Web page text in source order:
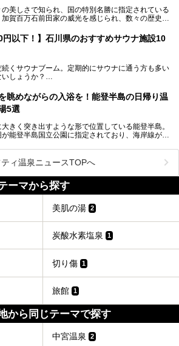
は大江戸温泉物語 あわづグランドホテルのPR記事
ちょっと気楽なフェスはないかな、と探してたらあ
よ！
泉郷フェス 2017」が石川県・山代温泉の瑠璃光を
って開催！
！なんということでしょう！！
の美しさで知られ、国の特別名勝に指定されている
賀百万石前田家の威光を感じられ、数々の歴史的
でも特に人気の観光地の1つです。北陸新幹線で東
2時間30分と、首都圏からアクセスしやすい立地も
。
に加えて温泉もぜひ楽しみたいところ。金沢エリア
のスーパー銭湯をご紹介します。
円以下！】石川県のおすすめサウナ施設10
続くサウナブーム。定期的にサウナに通う方も多い
しょうか？
んなサウナによく行く人もこれから楽しむ人も格安
るサウナを紹介します。
類豊富ですよ。
眺めながらの入浴を！能登半島の日帰り温
5選
大きく突き出すような形で位置している能登半島。
能登半島国立公園に指定されており、海岸線が作
のがオススメですが、ドライブの際にぜひ一緒に楽
ただきたいのが温泉です。絶景を眺めながらつかる
高ですよ！ 今回はそんな能登の温泉を5つご紹介
ィ温泉ニュースTOPへ
ーマから探す
美肌の湯 2
炭酸水素塩泉 1
切り傷 1
旅館 1
から同じテーマで探す
中宮温泉 2